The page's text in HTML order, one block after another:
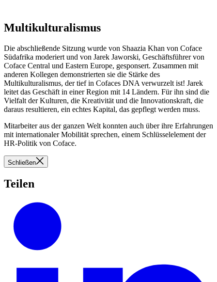
Multikulturalismus
Die abschließende Sitzung wurde von Shaazia Khan von Coface
Südafrika moderiert und von Jarek Jaworski, Geschäftsführer von
Coface Central und Eastern Europe, gesponsert. Zusammen mit
anderen Kollegen demonstrierten sie die Stärke des
Multikulturalismus, der tief in Cofaces DNA verwurzelt ist! Jarek
leitet das Geschäft in einer Region mit 14 Ländern. Für ihn sind die
Vielfalt der Kulturen, die Kreativität und die Innovationskraft, die
daraus resultieren, ein echtes Kapital, das gepflegt werden muss.
Mitarbeiter aus der ganzen Welt konnten auch über ihre Erfahrungen
mit internationaler Mobilität sprechen, einem Schlüsselelement der
HR-Politik von Coface.
Schließen
Teilen